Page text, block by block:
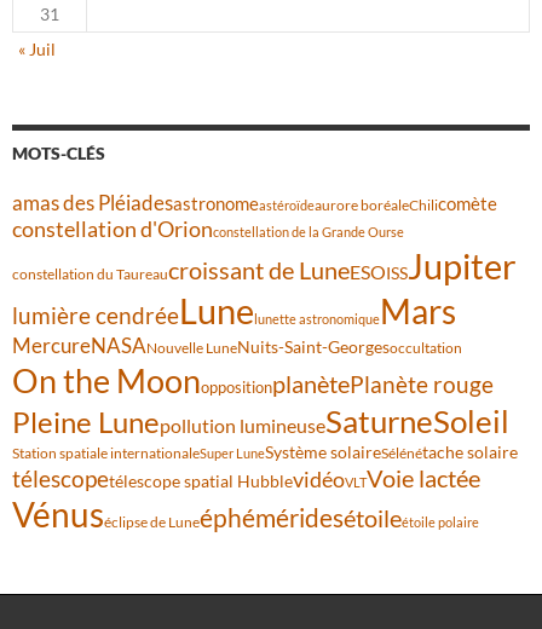
31
« Juil
MOTS-CLÉS
amas des Pléiadesastronomeastéroïdeaurore boréaleChilicomète
constellation d'Orionconstellation de la Grande Ourse
constellation du Taureaucroissant de LuneESOISSJupiter
lumière cendréeLune lunette astronomiqueMars
MercureNASANouvelle LuneNuits-Saint-Georgesoccultation
On the MoonoppositionplanètePlanète rouge
Pleine Lunepollution lumineuseSaturneSoleil
Station spatiale internationaleSuper LuneSystème solaireSélénétache solaire
télescopetélescope spatial HubblevidéoVLTVoie lactée
Vénuséclipse de Luneéphéméridesétoileétoile polaire